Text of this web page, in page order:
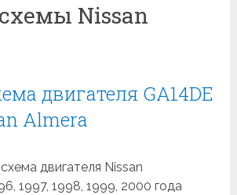
Nissan
двигателя GA14DE
Almera
двигателя Nissan
1997, 1998, 1999, 2000 года